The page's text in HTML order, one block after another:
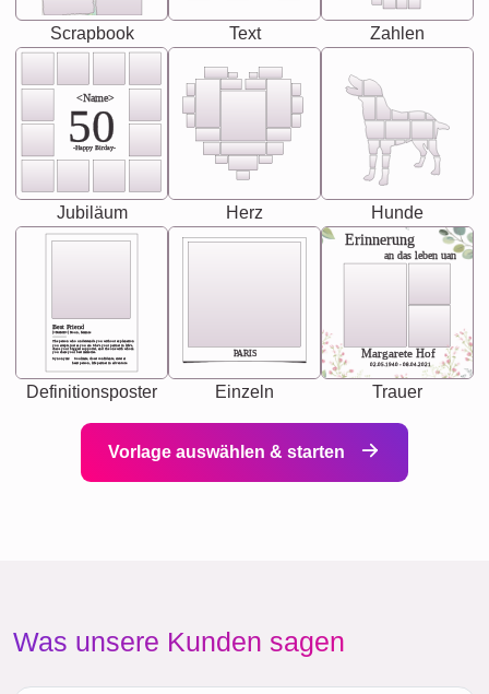
Scrapbook Text Zahlen
<Name>
50
-Happy Birday-
Jubiläum Herz Hunde
Best Friend
[<NAME>] Noun, feminie
Synonyms: Soulmate, closet confidante, sister at
heart person, life partner in adventure.
The person who understands you without explanation
you accepts just as you are. She's your partner in life's,
chaos your biggest supporter, and the one with whom
you share your best memories.
Definitionsposter
PARIS
Einzeln
Erinnerung
an das leben uan
Margarete Hof
02.05.1940 - 08.04.2021
Trauer
Vorlage auswählen & starten
Was unsere Kunden sagen